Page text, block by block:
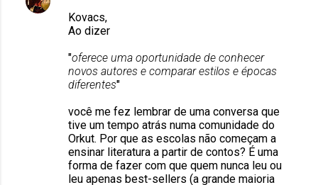
á
Kovacs,
Ao dizer
"oferece uma oportunidade de conhecer
novos autores e comparar estilos e épocas
diferentes"
você me fez lembrar de uma conversa que
tive um tempo atrás numa comunidade do
Orkut. Por que as escolas não começam a
ensinar literatura a partir de contos? É uma
forma de fazer com que quem nunca leu ou
leu apenas best-sellers (a grande maioria